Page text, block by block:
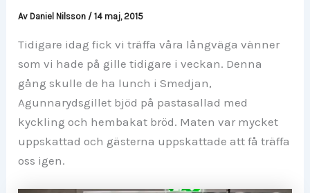
Av Daniel Nilsson /14 maj, 2015
Tidigare idag fick vi träffa våra långväga vänner
som vi hade på gille tidigare i veckan. Denna
gång skulle de ha lunch i Smedjan,
Agunnarydsgillet bjöd på pastasallad med
kyckling och hembakat bröd. Maten var mycket
uppskattad och gästerna uppskattade att få träffa
oss igen.